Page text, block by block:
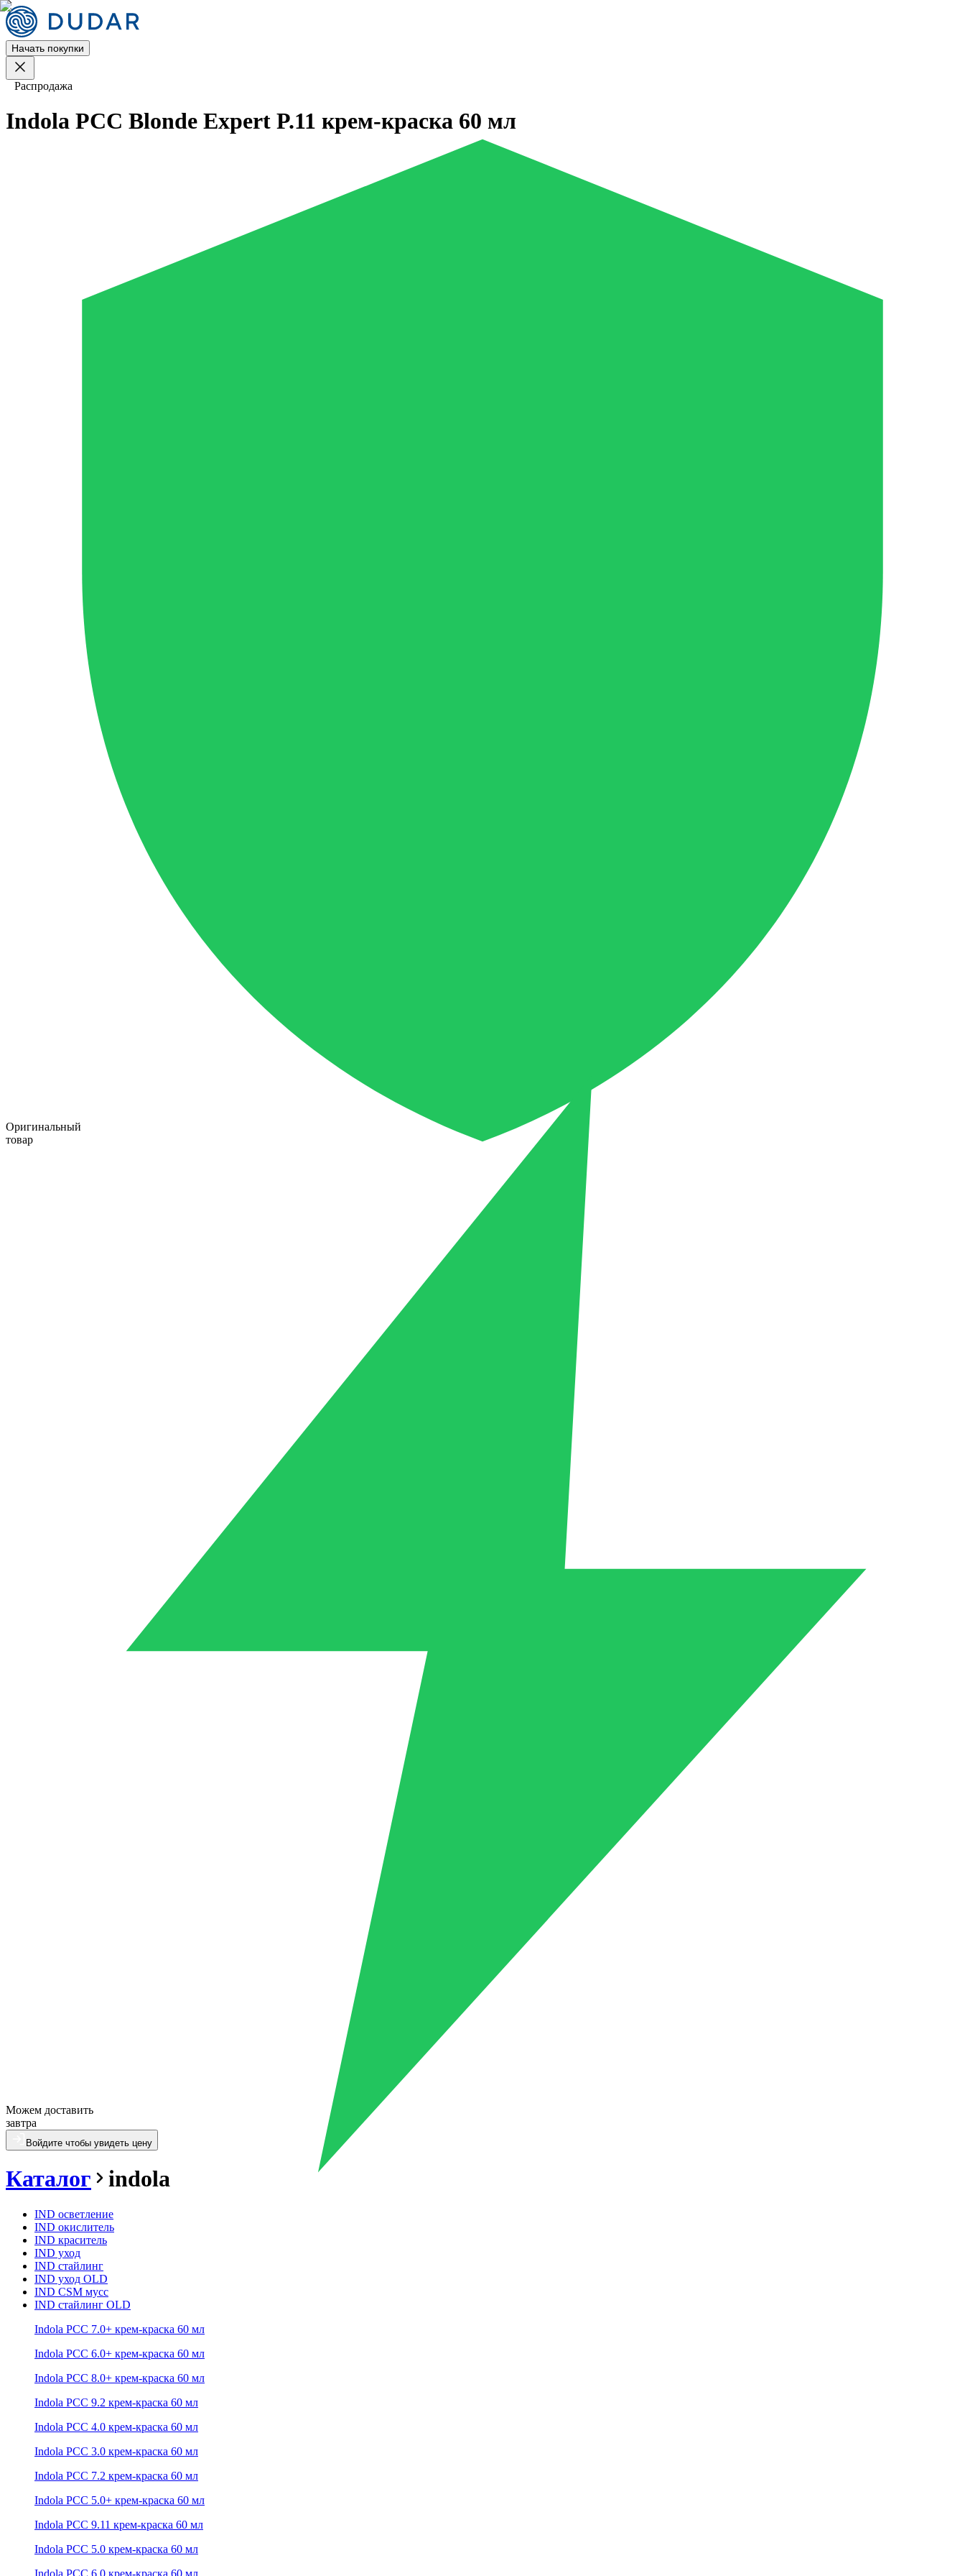
Начать покупки
Распродажа
Indola PCC Blonde Expert P.11 крем-краска 60 мл
Оригинальный
товар
Можем доставить
завтра
Войдите чтобы увидеть цену
Каталог indola
IND осветление
IND окислитель
IND краситель
IND уход
IND стайлинг
IND уход OLD
IND CSM мусс
IND стайлинг OLD
Indola PCC 7.0+ крем-краска 60 мл
Indola PCC 6.0+ крем-краска 60 мл
Indola PCC 8.0+ крем-краска 60 мл
Indola PCC 9.2 крем-краска 60 мл
Indola PCC 4.0 крем-краска 60 мл
Indola PCC 3.0 крем-краска 60 мл
Indola PCC 7.2 крем-краска 60 мл
Indola PCC 5.0+ крем-краска 60 мл
Indola PCC 9.11 крем-краска 60 мл
Indola PCC 5.0 крем-краска 60 мл
Indola PCC 6.0 крем-краска 60 мл